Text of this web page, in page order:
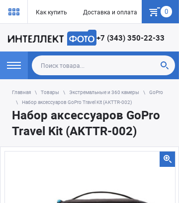
Как купить Доставка и оплата Гарантия
0
+7 (343) 350-22-33
Главная Товары Экстремальные и 360 камеры
GoPro
Набор аксессуаров GoPro Travel Kit (AKTTR-002)
Набор аксессуаров GoPro
Travel Kit (AKTTR-002)